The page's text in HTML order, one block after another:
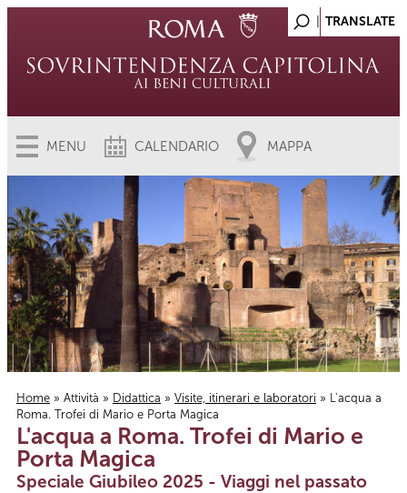
MENU CALENDARIO MAPPA
Tu sei qui
Home » Attività » Didattica » Visite, itinerari e laboratori » L'acqua a
Roma. Trofei di Mario e Porta Magica
L'acqua a Roma. Trofei di Mario e
Porta Magica
Speciale Giubileo 2025 - Viaggi nel passato